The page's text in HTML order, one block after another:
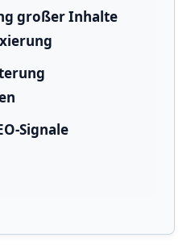
großer Inhalte
Signale